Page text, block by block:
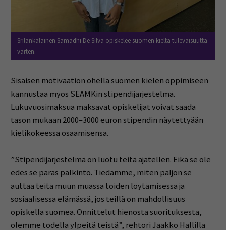
Srilankalainen Samadhi De Silva opiskelee suomen kieltä tulevaisuutta
varten.
Sisäisen motivaation ohella suomen kielen oppimiseen
kannustaa myös SEAMKin stipendijärjestelmä.
Lukuvuosimaksua maksavat opiskelijat voivat saada
tason mukaan 2000–3000 euron stipendin näytettyään
kielikokeessa osaamisensa.
”Stipendijärjestelmä on luotu teitä ajatellen. Eikä se ole
edes se paras palkinto. Tiedämme, miten paljon se
auttaa teitä muun muassa töiden löytämisessä ja
sosiaalisessa elämässä, jos teillä on mahdollisuus
opiskella suomea. Onnittelut hienosta suorituksesta,
olemme todella ylpeitä teistä”, rehtori Jaakko Hallilla